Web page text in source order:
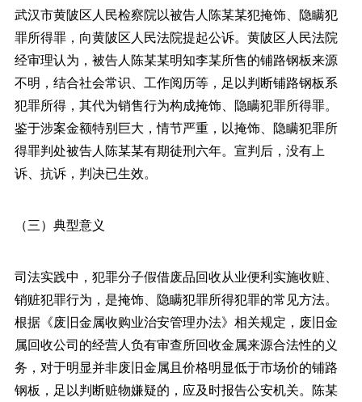
武汉市黄陂区人民检察院以被告人陈某某犯掩饰、隐瞒犯
罪所得罪，向黄陂区人民法院提起公诉。黄陂区人民法院
经审理认为，被告人陈某某明知李某所售的铺路钢板来源
不明，结合社会常识、工作阅历等，足以判断铺路钢板系
犯罪所得，其代为销售行为构成掩饰、隐瞒犯罪所得罪。
鉴于涉案金额特别巨大，情节严重，以掩饰、隐瞒犯罪所
得罪判处被告人陈某某有期徒刑六年。宣判后，没有上
诉、抗诉，判决已生效。
（三）典型意义
司法实践中，犯罪分子假借废品回收从业便利实施收赃、
销赃犯罪行为，是掩饰、隐瞒犯罪所得犯罪的常见方法。
根据《废旧金属收购业治安管理办法》相关规定，废旧金
属回收公司的经营人负有审查所回收金属来源合法性的义
务，对于明显并非废旧金属且价格明显低于市场价的铺路
钢板，足以判断赃物嫌疑的，应及时报告公安机关。陈某